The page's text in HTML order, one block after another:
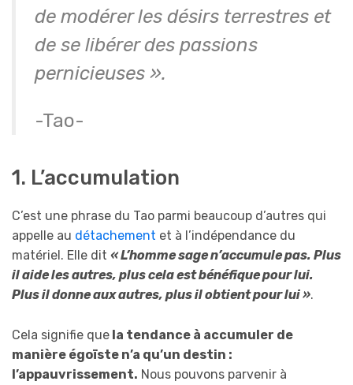
de modérer les désirs terrestres et
de se libérer des passions
pernicieuses ».
-Tao-
1. L’accumulation
C’est une phrase du Tao parmi beaucoup d’autres qui
appelle au détachement et à l’indépendance du
matériel. Elle dit « L’homme sage n’accumule pas. Plus
il aide les autres, plus cela est bénéfique pour lui.
Plus il donne aux autres, plus il obtient pour lui ».
Cela signifie que la tendance à accumuler de
manière égoïste n’a qu’un destin :
l’appauvrissement. Nous pouvons parvenir à